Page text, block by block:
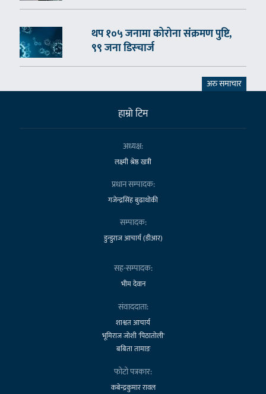
थप १०५ जनामा कोरोना संक्रमण पुष्टि,
९९ जना डिस्चार्ज
अरु समाचार
हाम्राे टिम
अध्यक्ष:
लक्ष्मी श्रेष्ठ खत्री
प्रधान सम्पादक:
गजेन्द्रसिंह बुढाथोकी
सम्पादक:
डुन्डुराज आचार्य (डीआर)
सह-सम्पादक:
भीम देवान
संवाददाता:
शाश्वत आचार्य
भूमिराज जोशी 'पिठातोली'
बबिता तामाङ
फोटो पत्रकार:
कबेन्द्रकुमार रावल